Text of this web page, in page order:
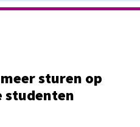
sturen op
studenten